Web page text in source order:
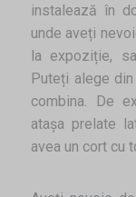
instalează în
unde aveți
la expoziție,
Puteți alege
combina. De
atașa prelate
avea un cort cu